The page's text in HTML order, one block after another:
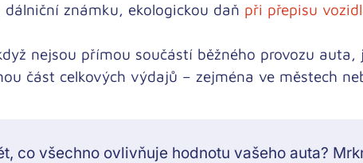
známku, ekologickou daň při přepisu
nejsou přímou součástí běžného provozu
část celkových výdajů – zejména ve městech
co všechno ovlivňuje hodnotu vašeho auta?